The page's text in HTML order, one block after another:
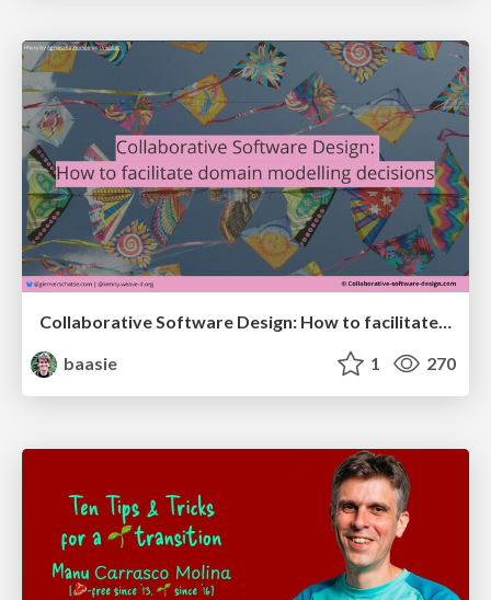
Collaborative Software Design: How to facilitate domain modelling decisions
baasie
1 270